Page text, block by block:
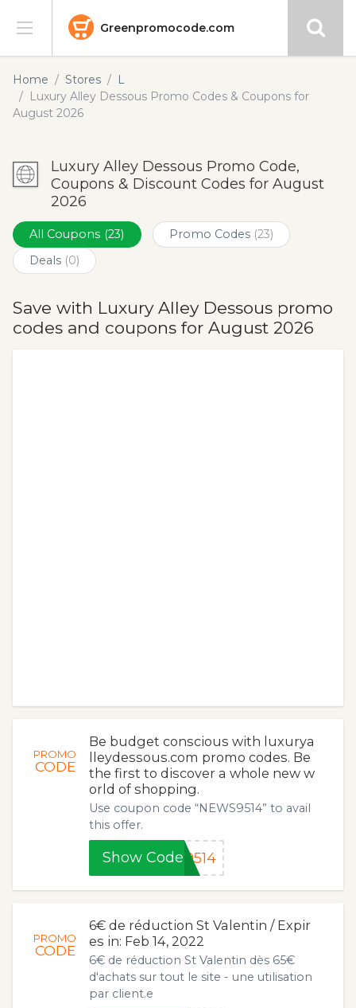
Greenpromocode.com
Stores
Categories
Submit
Home Stores
L
Luxury Alley Dessous Promo Codes & Coupons for
August 2026
Luxury Alley Dessous Promo Code,
Coupons & Discount Codes for August
2026
All Coupons (23) Promo Codes (23)
Deals (0)
Save with Luxury Alley Dessous promo
codes and coupons for August 2026
PROMO
CODE
Be budget conscious with luxurya
lleydessous.com promo codes. Be
the first to discover a whole new w
orld of shopping.
Use coupon code “NEWS9514” to avail
this offer.
Show Code 9514
PROMO
CODE
6€ de réduction St Valentin / Expir
es in: Feb 14, 2022
6€ de réduction St Valentin dès 65€
d'achats sur tout le site - une utilisation
par client.e